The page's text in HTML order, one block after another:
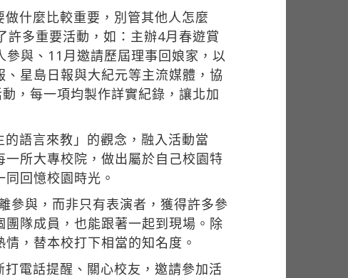
什麼比較重要，別管其他人怎麼
多重要活動，如：主辦4月春遊賞
與、11月邀請歷屆理事回娘家，以
星島日報與大紀元等主流媒體，協
，每一項均製作詳實紀錄，讓北加
語言來教」的觀念，融入活動當
所大專校院，做出屬於自己校園特
回憶校園時光。
參與，而非只有表演者，獲得許多參
隊成員，也能跟著一起到現場。除
，替本校打下相當的知名度。
電話提醒、關心校友，邀請參加活